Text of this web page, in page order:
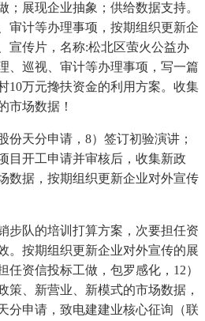
展现企业抽象；供给数据支持。
审计等办理事项，按期组织更新企
宣传片，名称:松北区萤火公益办
、巡视、审计等办理事项，写一篇
10万元搀扶资金的利用方案。收集
市场数据！
天分申请，8）签订初验演讲；
目开工申请并审核后，收集新政
数据，按期组织更新企业对外宣传
队的培训打算方案，次要担任资
。按期组织更新企业对外宣传的展
任资信投标工做，包罗感化，12）
策、新营业、新模式的市场数据，
分申请，致电建建业核心征询（联